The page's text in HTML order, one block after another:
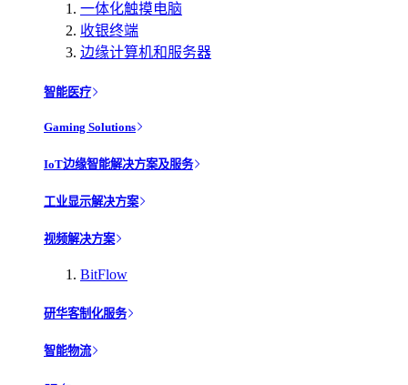
一体化触摸电脑
收银终端
边缘计算机和服务器
智能医疗
Gaming Solutions
IoT边缘智能解决方案及服务
工业显示解决方案
视频解决方案
BitFlow
研华客制化服务
智能物流